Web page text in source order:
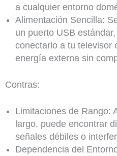
a cualquier entorno
Alimentación Sencilla:
un puerto USB
conectarlo a tu televisor
energía externa sin
Contras:
Limitaciones de Rango:
largo, puede encontrar
señales débiles o
Dependencia del